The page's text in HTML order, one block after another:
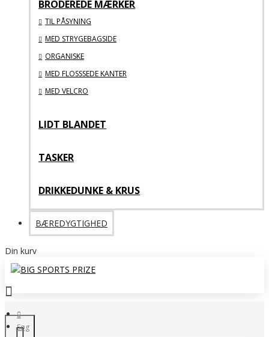
BRODEREDE MÆRKER
TIL PÅSYNING
MED STRYGEBAGSIDE
ORGANISKE
MED FLOSSSEDE KANTER
MED VELCRO
LIDT BLANDET
TASKER
DRIKKEDUNKE & KRUS
BÆREDYGTIGHED
Din kurv
Søg